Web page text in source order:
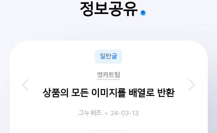
정보공유
일반글
영카트팁
상품의 모든 이미지를 배열로 반환
그누위즈 24-03-13